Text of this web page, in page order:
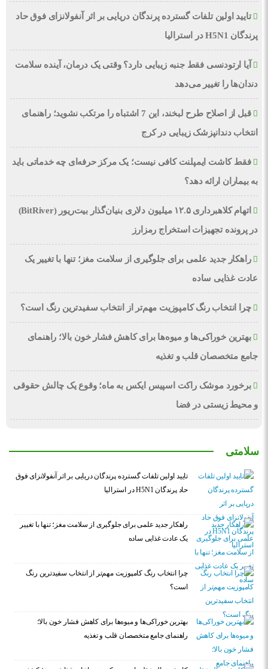
تایید اولین تلفات گسترده پرندگان دریایی بر اثر آنفولانزای فوق حاد
پرندگان H5N1 در استرالیا
آیا ارتودنسی فقط جنبه زیبایی دارد؟ وقتی یک درمان، آینده سلامت
دندان‌ها را تغییر می‌دهد
قبل از اصلاح طرح لبخند، این 7 اشتباه را مرتکب نشوید؛ راهنمای
انتخاب دندانپزشک زیبایی در کرج
فقط کاشت ایمپلنت کافی نیست؛ یک مرکز حرفه‌ای چه خدماتی باید
به بیماران ارائه دهد؟
اتهام کلاهبرداری ۱۲.۵ میلیون دلاری بنیان‌گذار بیت‌ریور (BitRiver)
در پرونده تجهیزات استخراج رمزارز
راهکار جدید علمی برای جلوگیری از سلامت مغز؛ تنها با تغییر یک
عادت غذایی ساده
چرا انتخاب رنگ کامپوزیت مهم‌تر از انتخاب سفیدترین رنگ است؟
بهترین خوراکی‌ها و میوه‌ها برای کاهش فشار خون بالا؛ راهنمای
جامع متخصصان قلب و تغذیه
برخورد موشک راکت اسپیس ایکس به ماه؛ وقوع یک چالش حقوقی
و محیط زیستی در فضا
سلامتی
تایید اولین تلفات گسترده پرندگان دریایی بر اثر آنفولانزای فوق
حاد پرندگان H5N1 در استرالیا
راهکار جدید علمی برای جلوگیری از سلامت مغز؛ تنها با تغییر
یک عادت غذایی ساده
چرا انتخاب رنگ کامپوزیت مهم‌تر از انتخاب سفیدترین رنگ
است؟
بهترین خوراکی‌ها و میوه‌ها برای کاهش فشار خون بالا؛
راهنمای جامع متخصصان قلب و تغذیه